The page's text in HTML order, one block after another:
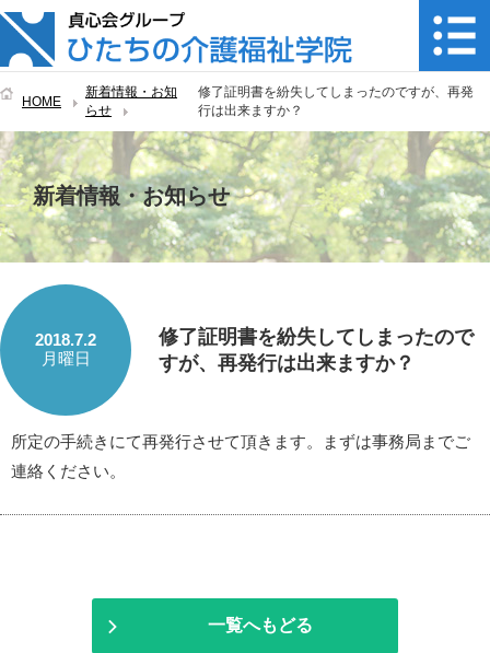
HOME
新着情報・お知
らせ
修了証明書を紛失してしまったのですが、再発
行は出来ますか？
新着情報・お知らせ
2018.7.2
月曜日
修了証明書を紛失してしまったので
すが、再発行は出来ますか？
所定の手続きにて再発行させて頂きます。まずは事務局までご
連絡ください。
一覧へもどる